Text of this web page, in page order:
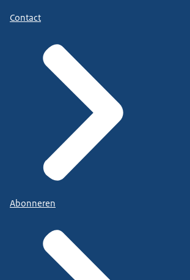
Contact
Abonneren